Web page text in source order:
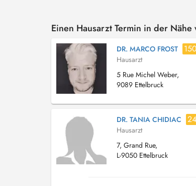
Einen Hausarzt Termin in der
DR. MARCO FROST 150
Hausarzt
5 Rue Michel Weber,
9089 Ettelbruck
DR. TANIA CHIDIAC
Hausarzt
7, Grand Rue,
L-9050 Ettelbruck